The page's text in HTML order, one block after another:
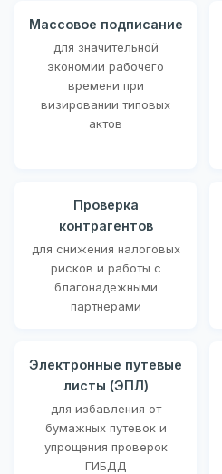
Массовое подписание
для значительной
экономии рабочего
времени при
визировании типовых
актов
Проверка
контрагентов
для снижения налоговых
рисков и работы с
благонадежными
партнерами
Электронные путевые
листы (ЭПЛ)
для избавления от
бумажных путевок и
упрощения проверок
ГИБДД